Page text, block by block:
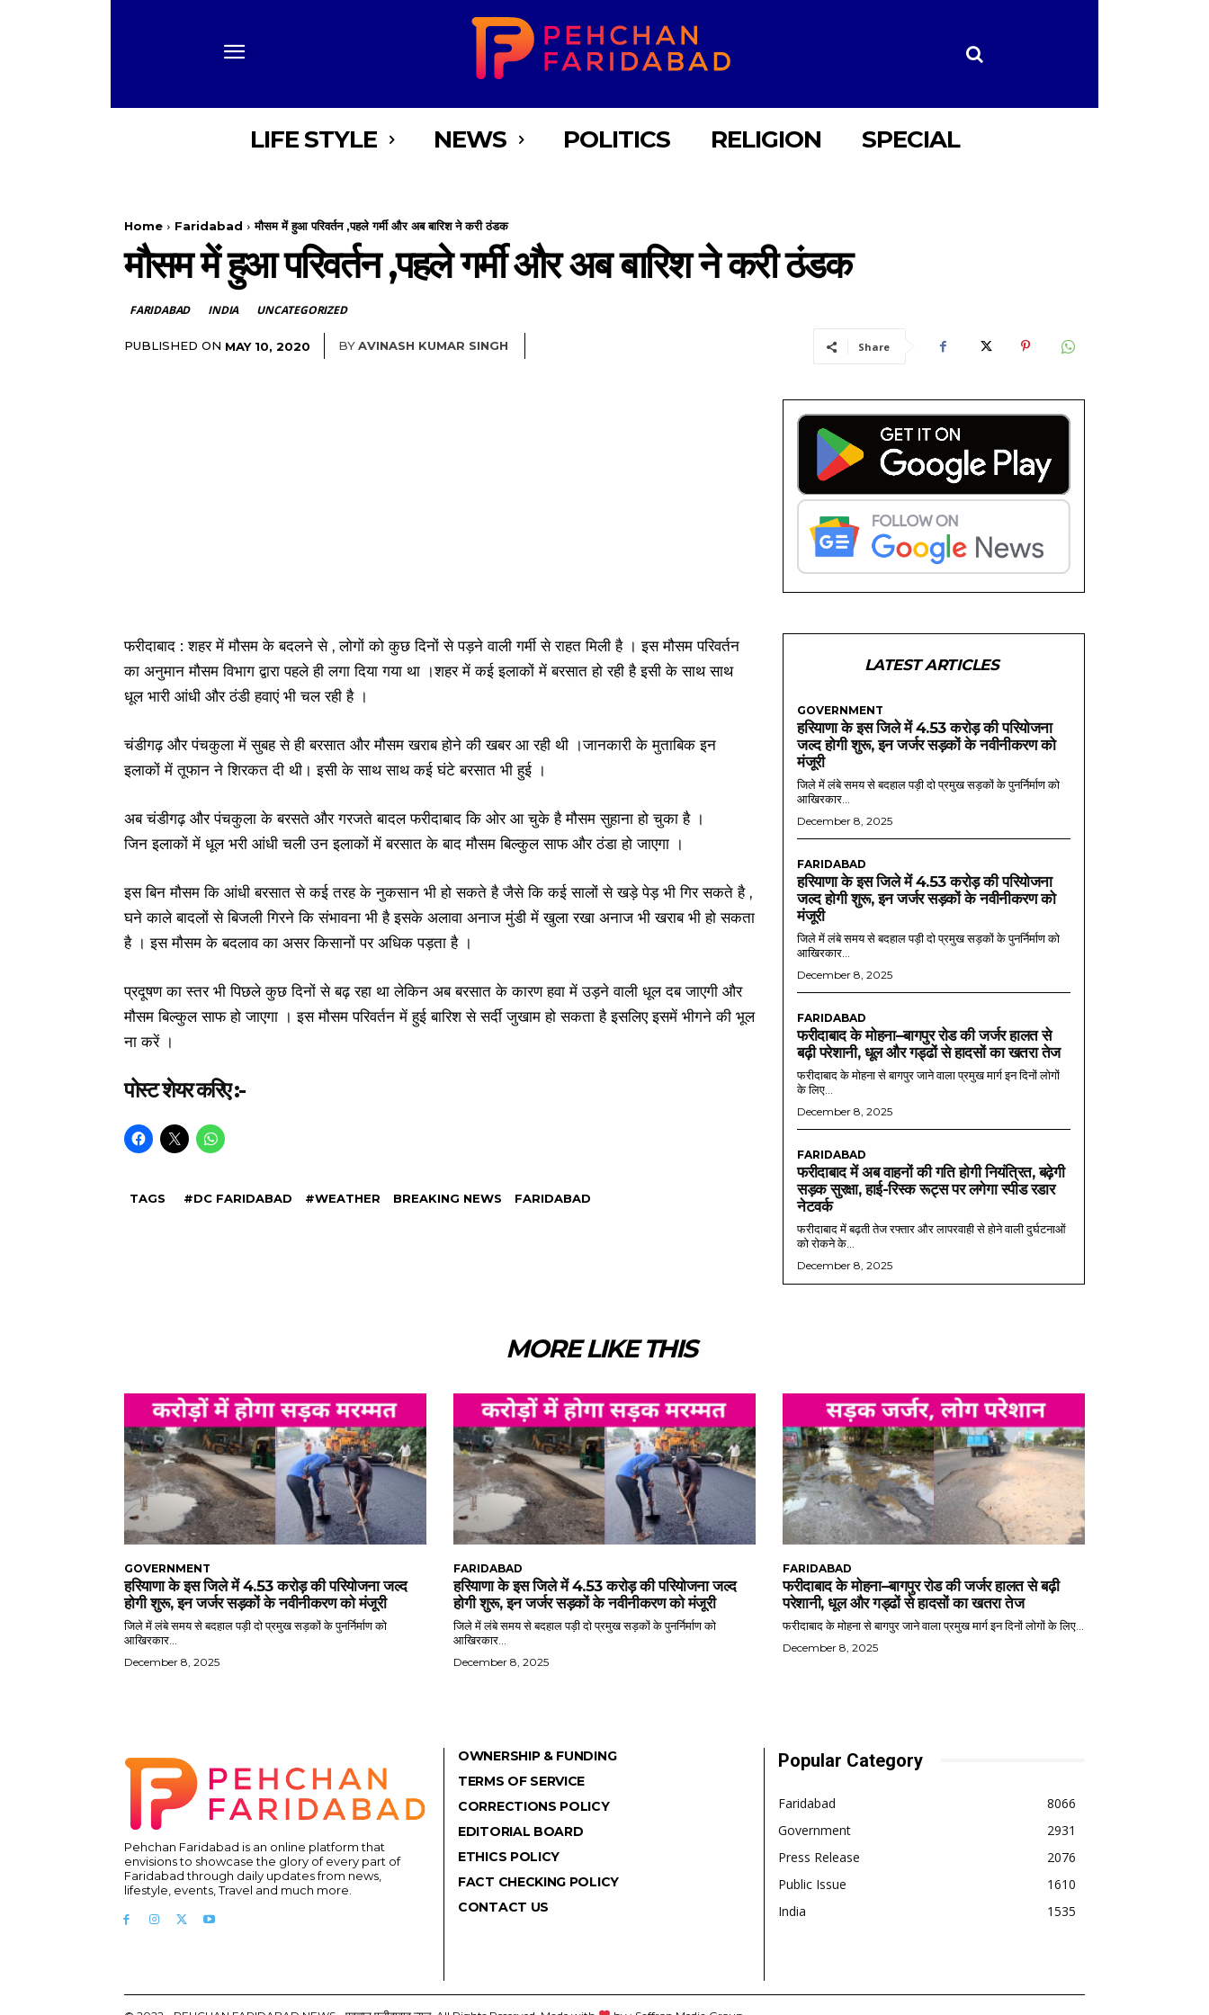
LIFE STYLE NEWS POLITICS RELIGION SPECIAL
Home Faridabad मौसम में हुआ परिवर्तन ,पहले गर्मी और अब बारिश ने करी ठंडक
मौसम में हुआ परिवर्तन ,पहले गर्मी और अब बारिश ने करी ठंडक
FARIDABAD INDIA UNCATEGORIZED
PUBLISHED ON MAY 10, 2020 BYAVINASH KUMAR SINGH Share
फरीदाबाद : शहर में मौसम के बदलने से , लोगों को कुछ दिनों से पड़ने वाली गर्मी से राहत मिली है । इस मौसम परिवर्तन
का अनुमान मौसम विभाग द्वारा पहले ही लगा दिया गया था ।शहर में कई इलाकों में बरसात हो रही है इसी के साथ साथ
धूल भारी आंधी और ठंडी हवाएं भी चल रही है ।
चंडीगढ़ और पंचकुला में सुबह से ही बरसात और मौसम खराब होने की खबर आ रही थी ।जानकारी के मुताबिक इन
इलाकों में तूफान ने शिरकत दी थी। इसी के साथ साथ कई घंटे बरसात भी हुई ।
अब चंडीगढ़ और पंचकुला के बरसते और गरजते बादल फरीदाबाद कि ओर आ चुके है मौसम सुहाना हो चुका है ।
जिन इलाकों में धूल भरी आंधी चली उन इलाकों में बरसात के बाद मौसम बिल्कुल साफ और ठंडा हो जाएगा ।
इस बिन मौसम कि आंधी बरसात से कई तरह के नुकसान भी हो सकते है जैसे कि कई सालों से खड़े पेड़ भी गिर सकते है ,
घने काले बादलों से बिजली गिरने कि संभावना भी है इसके अलावा अनाज मुंडी में खुला रखा अनाज भी खराब भी हो सकता
है । इस मौसम के बदलाव का असर किसानों पर अधिक पड़ता है ।
प्रदूषण का स्तर भी पिछले कुछ दिनों से बढ़ रहा था लेकिन अब बरसात के कारण हवा में उड़ने वाली धूल दब जाएगी और
मौसम बिल्कुल साफ हो जाएगा । इस मौसम परिवर्तन में हुई बारिश से सर्दी जुखाम हो सकता है इसलिए इसमें भीगने की भूल
ना करें ।
पोस्ट शेयर करिए :-
TAGS #DC FARIDABAD #WEATHER BREAKING NEWS FARIDABAD
LATEST ARTICLES
GOVERNMENT
हरियाणा के इस जिले में 4.53 करोड़ की परियोजना
जल्द होगी शुरू, इन जर्जर सड़कों के नवीनीकरण को
मंजूरी
जिले में लंबे समय से बदहाल पड़ी दो प्रमुख सड़कों के पुनर्निर्माण को
आखिरकार...
December 8, 2025
FARIDABAD
हरियाणा के इस जिले में 4.53 करोड़ की परियोजना
जल्द होगी शुरू, इन जर्जर सड़कों के नवीनीकरण को
मंजूरी
जिले में लंबे समय से बदहाल पड़ी दो प्रमुख सड़कों के पुनर्निर्माण को
आखिरकार...
December 8, 2025
FARIDABAD
फरीदाबाद के मोहना–बागपुर रोड की जर्जर हालत से
बढ़ी परेशानी, धूल और गड्ढों से हादसों का खतरा तेज
फरीदाबाद के मोहना से बागपुर जाने वाला प्रमुख मार्ग इन दिनों लोगों
के लिए...
December 8, 2025
FARIDABAD
फरीदाबाद में अब वाहनों की गति होगी नियंत्रित, बढ़ेगी
सड़क सुरक्षा, हाई-रिस्क रूट्स पर लगेगा स्पीड रडार
नेटवर्क
फरीदाबाद में बढ़ती तेज रफ्तार और लापरवाही से होने वाली दुर्घटनाओं
को रोकने के...
December 8, 2025
MORE LIKE THIS
GOVERNMENT
हरियाणा के इस जिले में 4.53 करोड़ की परियोजना जल्द
होगी शुरू, इन जर्जर सड़कों के नवीनीकरण को मंजूरी
जिले में लंबे समय से बदहाल पड़ी दो प्रमुख सड़कों के पुनर्निर्माण को
आखिरकार...
December 8, 2025
FARIDABAD
हरियाणा के इस जिले में 4.53 करोड़ की परियोजना जल्द
होगी शुरू, इन जर्जर सड़कों के नवीनीकरण को मंजूरी
जिले में लंबे समय से बदहाल पड़ी दो प्रमुख सड़कों के पुनर्निर्माण को
आखिरकार...
December 8, 2025
FARIDABAD
फरीदाबाद के मोहना–बागपुर रोड की जर्जर हालत से बढ़ी
परेशानी, धूल और गड्ढों से हादसों का खतरा तेज
फरीदाबाद के मोहना से बागपुर जाने वाला प्रमुख मार्ग इन दिनों लोगों के लिए...
December 8, 2025
Pehchan Faridabad is an online platform that
envisions to showcase the glory of every part of
Faridabad through daily updates from news,
lifestyle, events, Travel and much more.
OWNERSHIP & FUNDING
TERMS OF SERVICE
CORRECTIONS POLICY
EDITORIAL BOARD
ETHICS POLICY
FACT CHECKING POLICY
CONTACT US
Popular Category
Faridabad
8066
Government
2931
Press Release
2076
Public Issue
1610
India
1535